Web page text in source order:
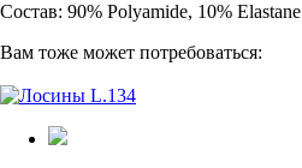
Состав: 90% Polyamide, 10% Elastane
Вам тоже может потребоваться: